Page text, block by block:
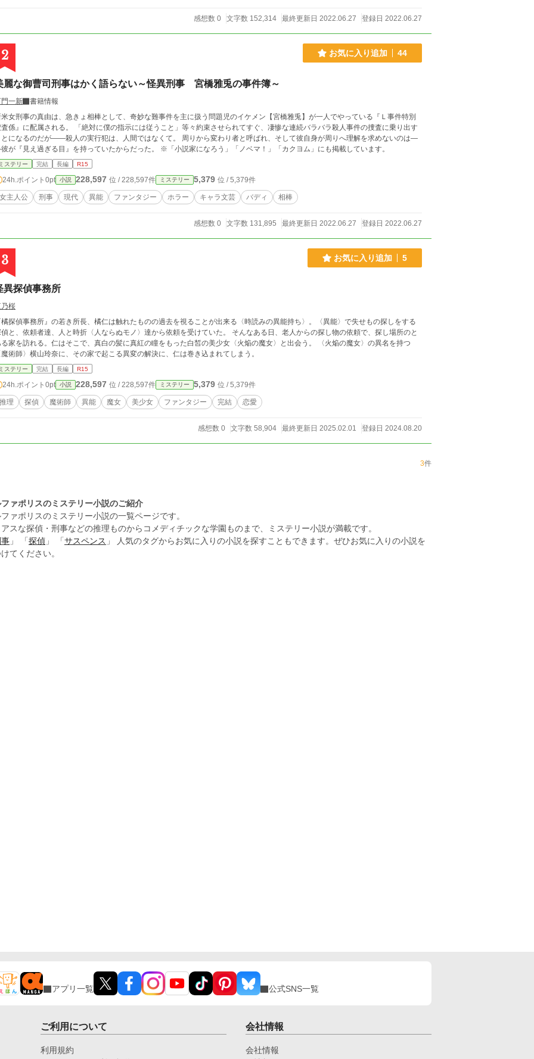
感想数 0 文字数 152,314 最終更新日 2022.06.27 登録日 2022.06.27
2 お気に入り追加 44
麗な御曹司刑事はかく語らない～怪異刑事 宮橋雅兎の事件簿～
一新
書籍情報
女刑事の真由は、急きょ相棒として、奇妙な難事件を主に扱う問題児のイケメン【宮橋雅兎】が一人でやっている『Ｌ事件特別
係』に配属される。 「絶対に僕の指示には従うこと」等々約束させられてすぐ、凄惨な連続バラバラ殺人事件の捜査に乗り出す
なるのだが――殺人の実行犯は、人間ではなくて。 周りから変わり者と呼ばれ、そして彼自身が周りへ理解を求めないのは―
―彼が『見え過ぎる目』を持っていたからだった。 ※「小説家になろう」「ノベマ！」「カクヨム」にも掲載しています。
ステリー 完結 長編 R15
24h.ポイント 0pt 小説 228,597 位 / 228,597件 ミステリー 5,379 位 / 5,379件
女主人公 刑事 現代 異能 ファンタジー ホラー キャラ文芸 バディ 相棒
感想数 0 文字数 131,895 最終更新日 2022.06.27 登録日 2022.06.27
3 お気に入り追加 5
異探偵事務所
桜
探偵事務所』の若き所長、橘仁は触れたものの過去を視ることが出来る〈時読みの異能持ち〉。〈異能〉で失せもの探しをする
と、依頼者達、人と時折〈人ならぬモノ〉達から依頼を受けていた。 そんなある日、老人からの探し物の依頼で、探し場所のと
家を訪れる。仁はそこで、真白の髪に真紅の瞳をもった白皙の美少女〈火焔の魔女〉と出会う。 〈火焔の魔女〉の異名を持つ
術師〉横山玲奈に、その家で起こる異変の解決に、仁は巻き込まれてしまう。
ステリー 完結 長編 R15
24h.ポイント 0pt 小説 228,597 位 / 228,597件 ミステリー 5,379 位 / 5,379件
推理 探偵 魔術師 異能 魔女 美少女 ファンタジー 完結 恋愛
感想数 0 文字数 58,904 最終更新日 2025.02.01 登録日 2024.08.20
3件
ァポリスのミステリー小説のご紹介
ァポリスのミステリー小説の一覧ページです。
スな探偵・刑事などの推理ものからコメディチックな学園ものまで、ミステリー小説が満載です。
」 「 探偵 」 「 サスペンス 」 人気のタグからお気に入りの小説を探すこともできます。ぜひお気に入りの小説を
てください。
アプリ一覧 公式SNS一覧
ご利用について
利用規約
会社情報
会社情報